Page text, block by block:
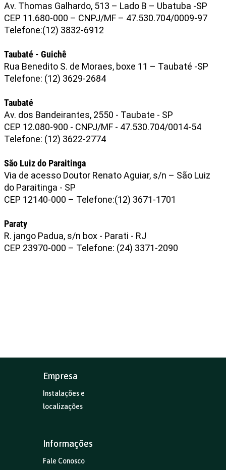
Av. Thomas Galhardo, 513 – Lado B – Ubatuba -SP
CEP 11.680-000 – CNPJ/MF – 47.530.704/0009-97
Telefone:(12) 3832-6912
Taubaté - Guichê
Rua Benedito S. de Moraes, boxe 11 – Taubaté -SP
Telefone: (12) 3629-2684
Taubaté
Av. dos Bandeirantes, 2550 - Taubate - SP
CEP 12.080-900 - CNPJ/MF - 47.530.704/0014-54
Telefone: (12) 3622-2774
São Luiz do Paraitinga
Via de acesso Doutor Renato Aguiar, s/n – São Luiz
do Paraitinga - SP
CEP 12140-000 – Telefone:(12) 3671-1701
Paraty
R. jango Padua, s/n box - Parati - RJ
CEP 23970-000 – Telefone: (24) 3371-2090
Empresa
Instalações e
localizações
Informações
Fale Conosco